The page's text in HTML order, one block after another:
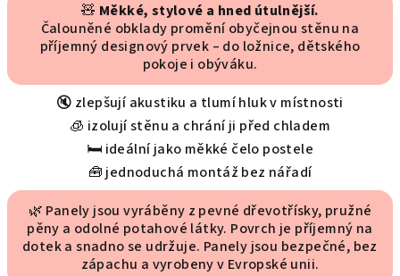
🧸 Měkké, stylové a hned útulnější.
Čalouněné obklady promění obyčejnou stěnu na
příjemný designový prvek – do ložnice, dětského
pokoje i obýváku.
🔇 zlepšují akustiku a tlumí hluk v místnosti
🧊 izolují stěnu a chrání ji před chladem
🛏 ideální jako měkké čelo postele
🧰 jednoduchá montáž bez nářadí
🌿 Panely jsou vyráběny z pevné dřevotřísky, pružné
pěny a odolné potahové látky. Povrch je příjemný na
dotek a snadno se udržuje. Panely jsou bezpečné, bez
zápachu a vyrobeny v Evropské unii.